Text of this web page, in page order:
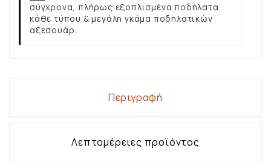
σύγχρονα, πλήρως εξοπλισμένα ποδήλατα
κάθε τύπου & μεγάλη γκάμα ποδηλατικών
αξεσουάρ.
Περιγραφή
Λεπτομέρειες προϊόντος